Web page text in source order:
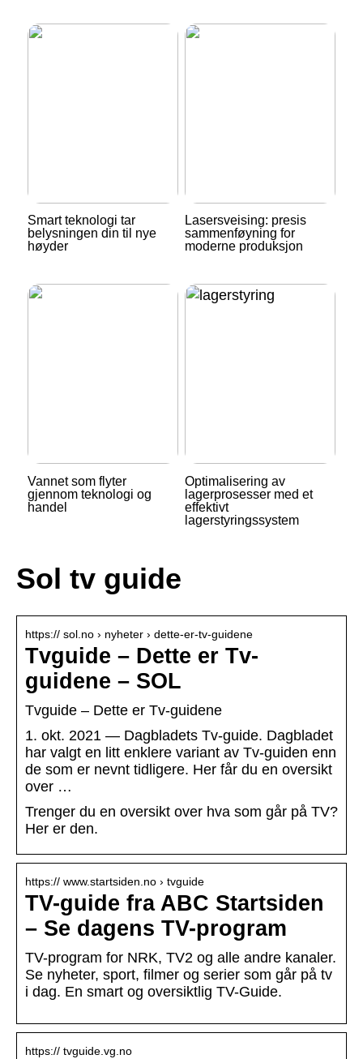
Smart teknologi tar
belysningen din til nye
høyder
Lasersveising: presis
sammenføyning for
moderne produksjon
Vannet som flyter
gjennom teknologi og
handel
Optimalisering av
lagerprosesser med et
effektivt
lagerstyringssystem
Sol tv guide
https:// sol.no › nyheter › dette-er-tv-guidene
Tvguide – Dette er Tv-
guidene – SOL
Tvguide – Dette er Tv-guidene
1. okt. 2021 — Dagbladets Tv-guide. Dagbladet
har valgt en litt enklere variant av Tv-guiden enn
de som er nevnt tidligere. Her får du en oversikt
over …
Trenger du en oversikt over hva som går på TV?
Her er den.
https:// www.startsiden.no › tvguide
TV-guide fra ABC Startsiden
– Se dagens TV-program
TV-program for NRK, TV2 og alle andre kanaler.
Se nyheter, sport, filmer og serier som går på tv
i dag. En smart og oversiktlig TV-Guide.
https:// tvguide.vg.no